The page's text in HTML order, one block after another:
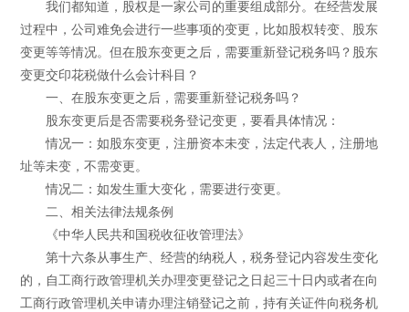
我们都知道，股权是一家公司的重要组成部分。在经营发展
过程中，公司难免会进行一些事项的变更，比如股权转变、股东
变更等等情况。但在股东变更之后，需要重新登记税务吗？股东
变更交印花税做什么会计科目？
一、在股东变更之后，需要重新登记税务吗？
股东变更后是否需要税务登记变更，要看具体情况：
情况一：如股东变更，注册资本未变，法定代表人，注册地
址等未变，不需变更。
情况二：如发生重大变化，需要进行变更。
二、相关法律法规条例
《中华人民共和国税收征收管理法》
第十六条从事生产、经营的纳税人，税务登记内容发生变化
的，自工商行政管理机关办理变更登记之日起三十日内或者在向
工商行政管理机关申请办理注销登记之前，持有关证件向税务机